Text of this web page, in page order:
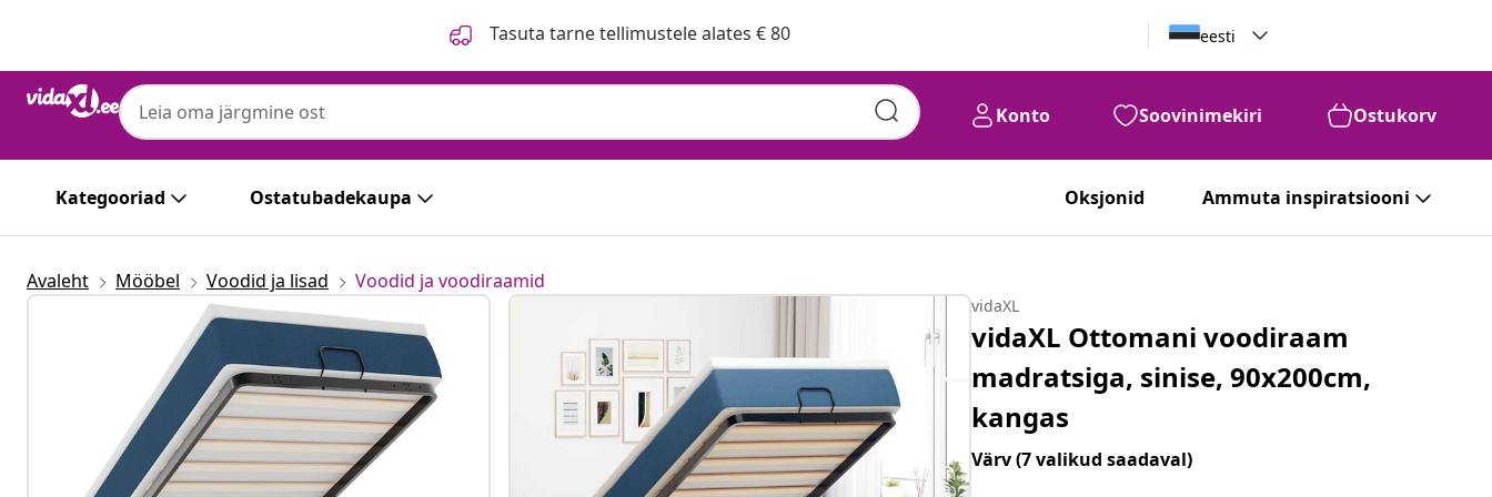
Tasuta tarne tellimustele alates € 80 eesti
Konto Soovinimekiri Ostukorv
Kategooriad Ostatubadekaupa Oksjonid Ammuta inspiratsiooni
Avaleht Mööbel Voodid ja lisad Voodid ja voodiraamid
vidaXL
vidaXL Ottomani voodiraam
madratsiga, sinise, 90x200cm,
kangas
Värv(7 valikud saadaval)